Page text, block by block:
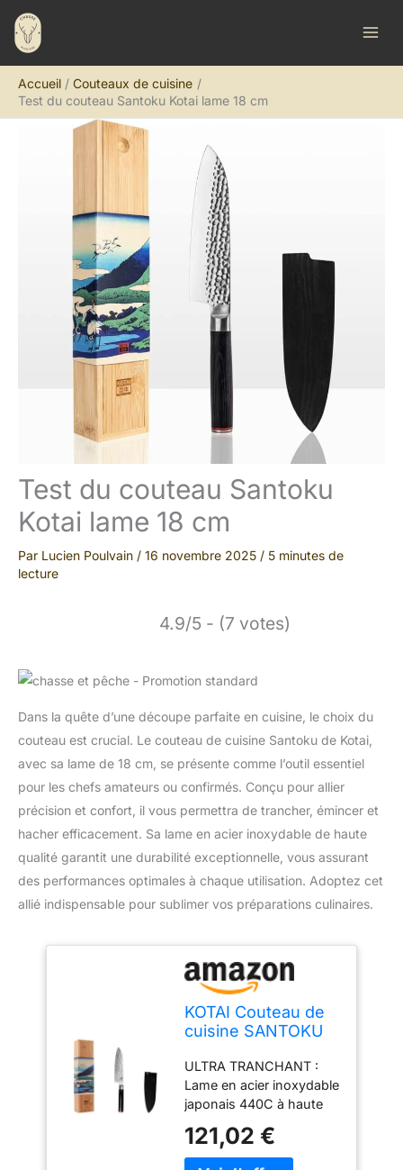
Aller
contenu
Accueil
Couteaux de cuisine
Test du couteau Santoku Kotai lame 18 cm
Test du couteau Santoku
Kotai lame 18 cm
Par Lucien Poulvain / 16 novembre 2025 / 5 minutes de
lecture
4.9/5 - (7 votes)
Dans la quête d’une découpe parfaite en cuisine, le choix du
couteau est crucial. Le couteau de cuisine Santoku de Kotai,
avec sa lame de 18 cm, se présente comme l’outil essentiel
pour les chefs amateurs ou confirmés. Conçu pour allier
précision et confort, il vous permettra de trancher, émincer et
hacher efficacement. Sa lame en acier inoxydable de haute
qualité garantit une durabilité exceptionnelle, vous assurant
des performances optimales à chaque utilisation. Adoptez cet
allié indispensable pour sublimer vos préparations culinaires.
KOTAI Couteau de
cuisine SANTOKU
KT-SG-003
ULTRA TRANCHANT :
Lame en acier inoxydable
japonais 440C à haute
de carbone pour une
lame 3x plus dure et
121,02 €
R
e
h